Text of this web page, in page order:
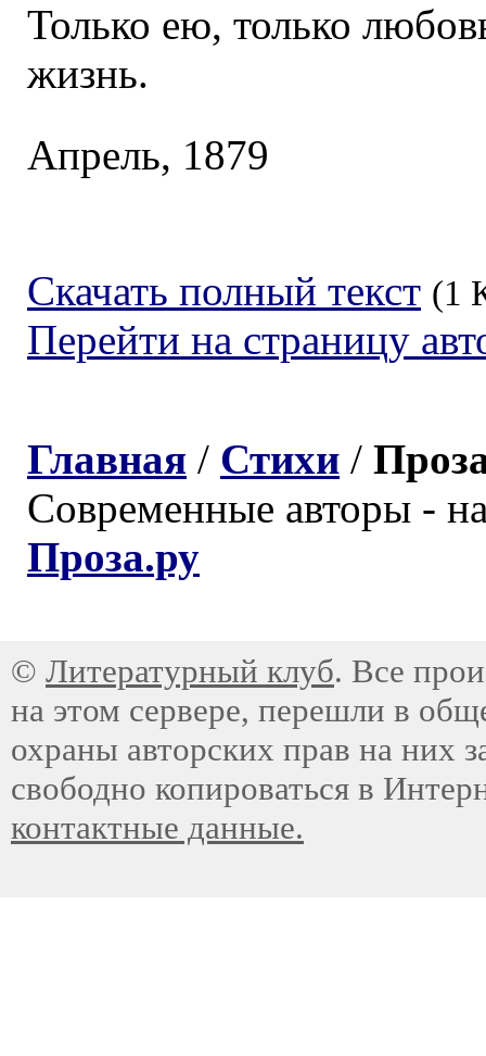
Только ею, только
жизнь.
Апрель, 1879
Скачать полный текст (1
Перейти на страницу
Главная / Стихи /
Современные авторы -
Проза.ру
© Литературный клуб. Все
на этом сервере, перешли в
охраны авторских прав на них
свободно копироваться в
контактные данные.